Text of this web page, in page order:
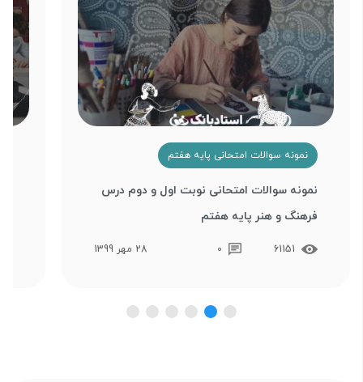
نمونه سوالات امتحانی پایه هفتم
نمونه سوالات امتحانی نوبت اول و دوم درس
فرهنگ و هنر پایه هفتم
61151
0 28 مهر 1399